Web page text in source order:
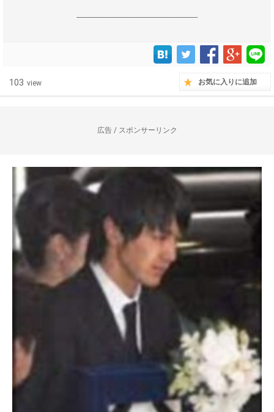
------------------------------------------------------------------
103 view お気に入りに追加
広告 / スポンサーリンク